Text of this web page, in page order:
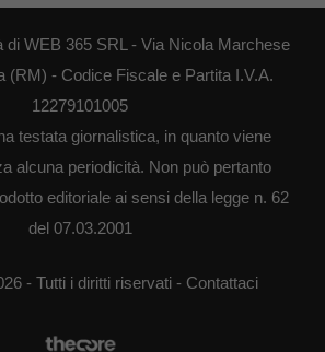
di WEB 365 SRL - Via Nicola Marchese
(RM) - Codice Fiscale e Partita I.V.A.
12279101005
testata giornalistica, in quanto viene
alcuna periodicità. Non può pertanto
editoriale ai sensi della legge n. 62
del 07.03.2001
- Tutti i diritti riservati - Contattaci